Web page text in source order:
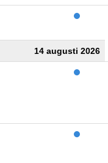
14 augusti 2026